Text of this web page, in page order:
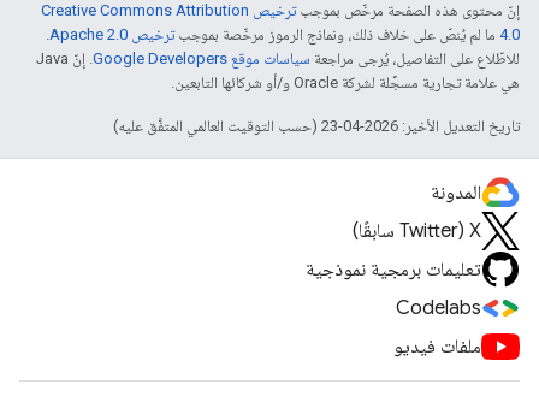
إنّ محتوى هذه الصفحة مرخّص بموجب
ترخيص Creative Commons Attribution
4.0‏ ما لم يُنصّ على خلاف ذلك، ونماذج الرموز مرخّصة بموجبترخيص Apache 2.0‏
.
للاطّلاع على التفاصيل، يُرجى مراجعة سياسات موقع Google Developers‏
. إنّ Java
هي علامة تجارية مسجَّلة لشركة Oracle و/أو شركائها التابعين.
تاريخ التعديل الأخير: 2026-04-23 (حسب التوقيت العالمي المتفَّق عليه)
المدونة
‫X ‏(Twitter سابقًا)
تعليمات برمجية نموذجية
Codelabs
ملفات فيديو